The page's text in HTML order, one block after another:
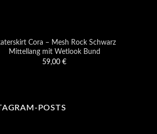
Cora – Mesh Rock Schwarz
Mittellang mit Wetlook Bund
59,00 €
POSTS